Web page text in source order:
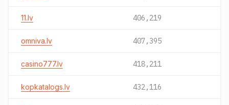
11.lv 406,219
omniva.lv 407,395
casino777.lv 418,211
kopkatalogs.lv 432,116